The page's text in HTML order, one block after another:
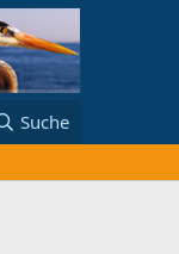
Suche